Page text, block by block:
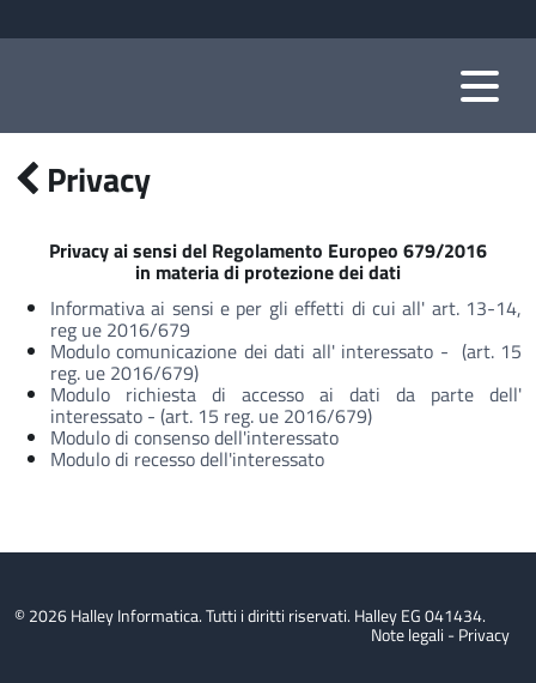
Privacy
Privacy ai sensi del Regolamento Europeo 679/2016
in materia di protezione dei dati
Informativa ai sensi e per gli effetti di cui all' art. 13-14,
reg ue 2016/679
Modulo comunicazione dei dati all' interessato - (art. 15
reg. ue 2016/679)
Modulo richiesta di accesso ai dati da parte dell'
interessato - (art. 15 reg. ue 2016/679)
Modulo di consenso dell'interessato
Modulo di recesso dell'interessato
© 2026 Halley Informatica. Tutti i diritti riservati. Halley EG 041434.
Note legali -Privacy